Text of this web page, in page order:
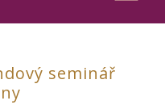
seminář